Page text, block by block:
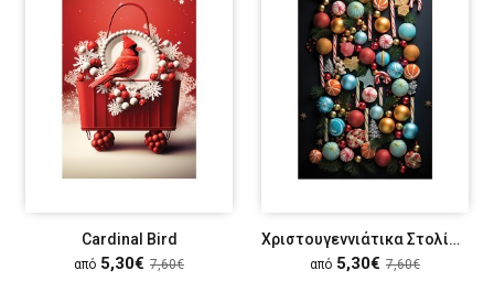
Cardinal Bird
από 5,30€ 7,60€
Χριστουγεννιάτικα Στολίδια
από 5,30€ 7,60€